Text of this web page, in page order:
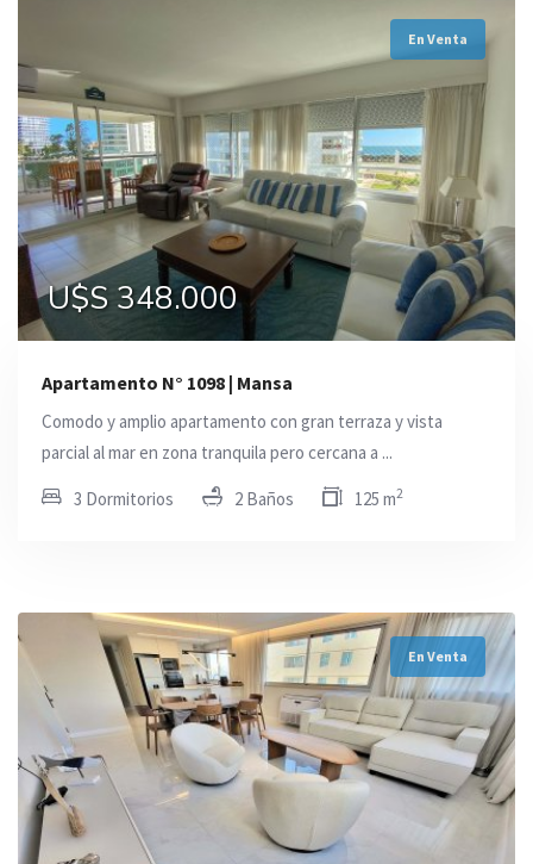
En Venta
U$S 348.000
Apartamento N° 1098 | Mansa
Comodo y amplio apartamento con gran terraza y vista
parcial al mar en zona tranquila pero cercana a ...
3 Dormitorios 2 Baños 125 m2
En Venta